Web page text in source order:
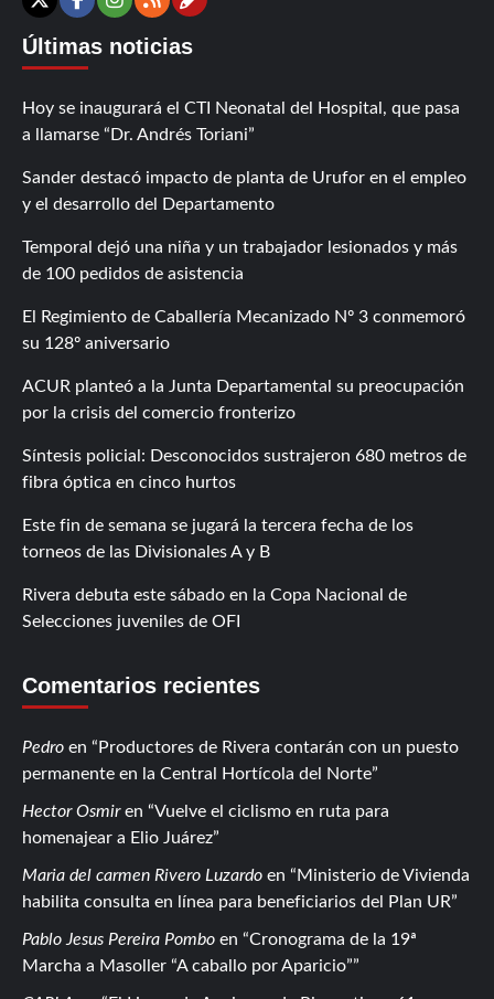
X Facebook
Instagram
RSSContáctanos
Últimas noticias
Hoy se inaugurará el CTI Neonatal del Hospital, que pasa
a llamarse “Dr. Andrés Toriani”
Sander destacó impacto de planta de Urufor en el empleo
y el desarrollo del Departamento
Temporal dejó una niña y un trabajador lesionados y más
de 100 pedidos de asistencia
El Regimiento de Caballería Mecanizado Nº 3 conmemoró
su 128º aniversario
ACUR planteó a la Junta Departamental su preocupación
por la crisis del comercio fronterizo
Síntesis policial: Desconocidos sustrajeron 680 metros de
fibra óptica en cinco hurtos
Este fin de semana se jugará la tercera fecha de los
torneos de las Divisionales A y B
Rivera debuta este sábado en la Copa Nacional de
Selecciones juveniles de OFI
Comentarios recientes
Pedro en
Productores de Rivera contarán con un puesto
permanente en la Central Hortícola del Norte
Hector Osmiren
Vuelve el ciclismo en ruta para
homenajear a Elio Juárez
Maria del carmen Rivero Luzardo en
Ministerio de Vivienda
habilita consulta en línea para beneficiarios del Plan UR
Pablo Jesus Pereira Pombo en
Cronograma de la 19ª
Marcha a Masoller “A caballo por Aparicio”